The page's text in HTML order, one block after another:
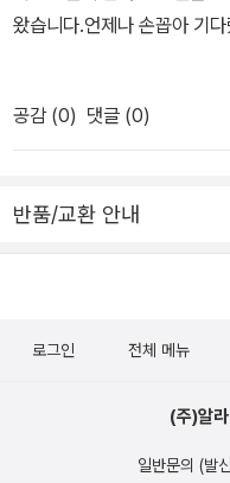
왔습니다.언제나 손꼽아 기
사은품이 빵빵합니다. 내일
품) 곰돌이 co. 지음, 홍종현
9년 4월내일은 실험왕(전
09년 4월
공감 (0) 댓글 (0)
반품/교환 안내
로그인 전체 메뉴
(주)알
일반문의 (발